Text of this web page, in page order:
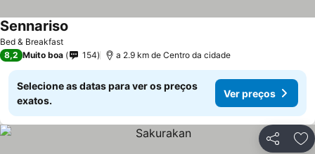
Bed & Breakfast
Sennariso
8,2 Muito boa 154 a 2.9 km de Centro da cidade
Selecione as datas para ver os preços
exatos.
Ver preços
Partilhar